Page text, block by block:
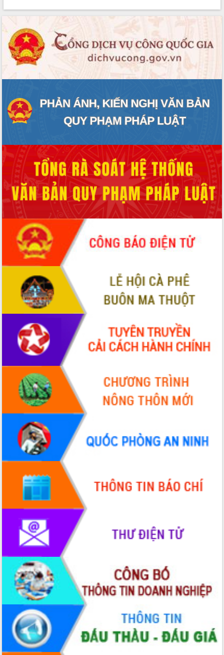
mặt Đoàn chuyên gia y tế TP. Hồ Chí
Lễ truy điệu và an táng hài cốt liệt sĩ
tại Nghĩa trang Liệt sĩ xã Sơn Hòa
Bàn giải pháp tháo gỡ khó khăn trong
xuất khẩu sầu riêng và triển khai quy
định EUDR
trường Nguyễn Hoàng Hiệp khảo sát
vùng trồng và doanh nghiệp đóng gói
sầu riêng tại Đắk Lắk
món ăn từ sầu riêng
Đắk Lắk công bố Quy hoạch và xúc
tiến đầu tư tỉnh
Ngành cá ngừ Đắk Lắk chủ động thích
ứng để giữ vững thị trường xuất khẩu
Diễn đàn Kinh tế tư nhân Việt Nam đột
phá cơ chế - Hợp tác công tư
Đề án 06 tạo bước ngoặt đột phá trong
cải cách hành chính tỉnh Đắk Lắk
Kết nối tour, đẩy mạnh chuyển đổi số
để phát triển du lịch Đắk Lắk
Khởi động Dự án Đầu tư xây dựng hạ
tầng kỹ thuật Cụm công nghiệp Tân
Gặp mặt các cơ quan báo chí nhân Kỷ
niệm 101 năm Ngày Báo chí Cách
mạng Việt Nam
Đắk Lắk sơ kết 4 năm triển khai thực
hiện Đề án 06 của Chính phủ
Họp báo thông tin về Hội nghị Công bố
Quy hoạch và Xúc tiến đầu tư tỉnh Đắk
Khơi thông điểm nghẽn, đẩy nhanh
giải ngân vốn khắc phục thiên tai
HĐND tỉnh thông qua điều chỉnh Quy
hoạch tỉnh thời kỳ 2021-2030
Hội thảo góp ý hồ sơ điều chỉnh quy
hoạch tỉnh Đắk Lắk thời kỳ 2021-2030,
tầm nhìn đến năm 2050
Nâng cao hiệu quả hoạt động của các
doanh nghiệp nhà nước
Hội nghị triển khai kết nối mạng
truyền số liệu chuyên dùng phục vụ cơ
quan Đảng, Nhà nước
Lễ phát động chuỗi hoạt động chung
tay làm sạch môi trường
Xã Ea Kar bước chuyển mình trong
công tác cải cách hành chính mô hình
UBND tỉnh họp báo định kỳ tháng 4
năm 2026
Hội thảo khoa học “Giải pháp thúc đẩy
phát triển nền kinh tế xanh tại tỉnh
Đắk Lắk”
Tăng cường giám sát, đôn đốc thực
hiện nhiệm vụ quản lý tài sản công
hàng tuần